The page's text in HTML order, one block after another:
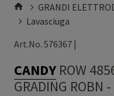
GRANDI
Lavasciuga
Art.No. 576367 |
CANDY ROW
GRADING ROBN